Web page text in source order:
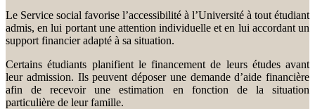
Le Service social favorise l’accessibilité à l’Université à tout étudiant
admis, en lui portant une attention individuelle et en lui accordant un
support financier adapté à sa situation.
Certains étudiants planifient le financement de leurs études avant
leur admission. Ils peuvent déposer une demande d’aide financière
afin de recevoir une estimation en fonction de la situation
particulière de leur famille.